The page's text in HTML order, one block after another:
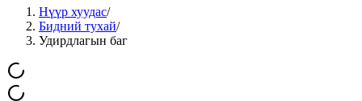
Нүүр хуудас/
Бидний тухай/
Удирдлагын баг